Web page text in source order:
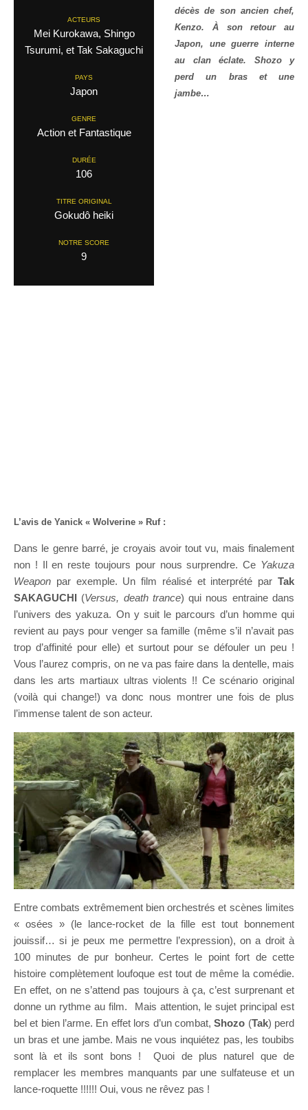
ACTEURS
Mei Kurokawa, Shingo
Tsurumi, et Tak Sakaguchi
PAYS
Japon
GENRE
Action et Fantastique
DURÉE
106
TITRE ORIGINAL
Gokudô heiki
NOTRE SCORE
9
décès de son ancien chef,
Kenzo. À son retour au
Japon, une guerre interne
au clan éclate. Shozo y
perd un bras et une
jambe…
L’avis de Yanick « Wolverine » Ruf :
Dans le genre barré, je croyais avoir tout vu, mais finalement
non ! Il en reste toujours pour nous surprendre. Ce Yakuza
Weapon par exemple. Un film réalisé et interprété par Tak
SAKAGUCHI (Versus, death trance) qui nous entraine dans
l’univers des yakuza. On y suit le parcours d’un homme qui
revient au pays pour venger sa famille (même s’il n’avait pas
trop d’affinité pour elle) et surtout pour se défouler un peu !
Vous l’aurez compris, on ne va pas faire dans la dentelle, mais
dans les arts martiaux ultras violents !! Ce scénario original
(voilà qui change!) va donc nous montrer une fois de plus
l’immense talent de son acteur.
Entre combats extrêmement bien orchestrés et scènes limites
« osées » (le lance-rocket de la fille est tout bonnement
jouissif… si je peux me permettre l’expression), on a droit à
100 minutes de pur bonheur. Certes le point fort de cette
histoire complètement loufoque est tout de même la comédie.
En effet, on ne s’attend pas toujours à ça, c’est surprenant et
donne un rythme au film. Mais attention, le sujet principal est
bel et bien l’arme. En effet lors d’un combat,Shozo (Tak) perd
un bras et une jambe. Mais ne vous inquiétez pas, les toubibs
sont là et ils sont bons ! Quoi de plus naturel que de
remplacer les membres manquants par une sulfateuse et un
lance-roquette !!!!!! Oui, vous ne rêvez pas !